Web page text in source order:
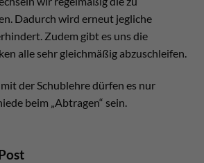
Dadurch wird erneut jegliche
Zudem gibt es uns die
alle sehr gleichmäßig abzuschleifen.
der Schublehre dürfen es nur
beim „Abtragen“ sein.